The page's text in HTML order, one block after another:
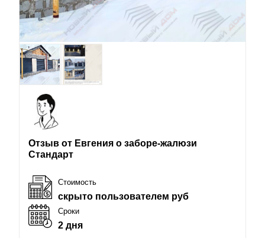
Отзыв от Евгения о заборе-жалюзи
Стандарт
Стоимость
скрыто пользователем руб
Сроки
2 дня